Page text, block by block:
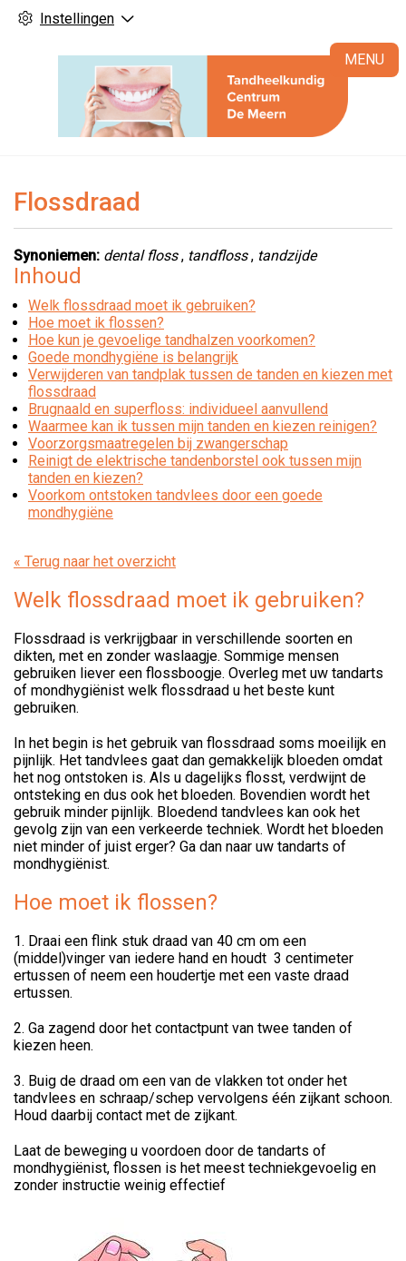
Instellingen
MENU
Flossdraad
Synoniemen: dental floss, tandfloss, tandzijde
Inhoud
Welk flossdraad moet ik gebruiken?
Hoe moet ik flossen?
Hoe kun je gevoelige tandhalzen voorkomen?
Goede mondhygiëne is belangrijk
Verwijderen van tandplak tussen de tanden en kiezen met
flossdraad
Brugnaald en superfloss: individueel aanvullend
Waarmee kan ik tussen mijn tanden en kiezen reinigen?
Voorzorgsmaatregelen bij zwangerschap
Reinigt de elektrische tandenborstel ook tussen mijn
tanden en kiezen?
Voorkom ontstoken tandvlees door een goede
mondhygiëne
« Terug naar het overzicht
Welk flossdraad moet ik gebruiken?
Flossdraad is verkrijgbaar in verschillende soorten en
dikten, met en zonder waslaagje. Sommige mensen
gebruiken liever een flossboogje. Overleg met uw tandarts
of mondhygiënist welk flossdraad u het beste kunt
gebruiken.
In het begin is het gebruik van flossdraad soms moeilijk en
pijnlijk. Het tandvlees gaat dan gemakkelijk bloeden omdat
het nog ontstoken is. Als u dagelijks flosst, verdwijnt de
ontsteking en dus ook het bloeden. Bovendien wordt het
gebruik minder pijnlijk. Bloedend tandvlees kan ook het
gevolg zijn van een verkeerde techniek. Wordt het bloeden
niet minder of juist erger? Ga dan naar uw tandarts of
mondhygiënist.
Hoe moet ik flossen?
1. Draai een flink stuk draad van 40 cm om een
(middel)vinger van iedere hand en houdt 3 centimeter
ertussen of neem een houdertje met een vaste draad
ertussen.
2. Ga zagend door het contactpunt van twee tanden of
kiezen heen.
3. Buig de draad om een van de vlakken tot onder het
tandvlees en schraap/schep vervolgens één zijkant schoon.
Houd daarbij contact met de zijkant.
Laat de beweging u voordoen door de tandarts of
mondhygiënist, flossen is het meest techniekgevoelig en
zonder instructie weinig effectief